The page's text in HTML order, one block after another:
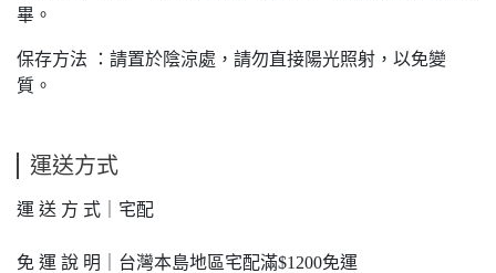
畢。
保存方法 ：請置於陰涼處，請勿直接陽光照射，以免變
質。
運送方式
運 送 方 式｜宅配
免 運 說 明｜台灣本島地區宅配滿$1200免運